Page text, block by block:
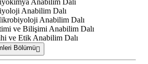
Anabilim Dalı
Anabilim Dalı
Anabilim Dalı
ve Bilişimi Anabilim Dalı
ve Etik Anabilim Dalı
Bölümü